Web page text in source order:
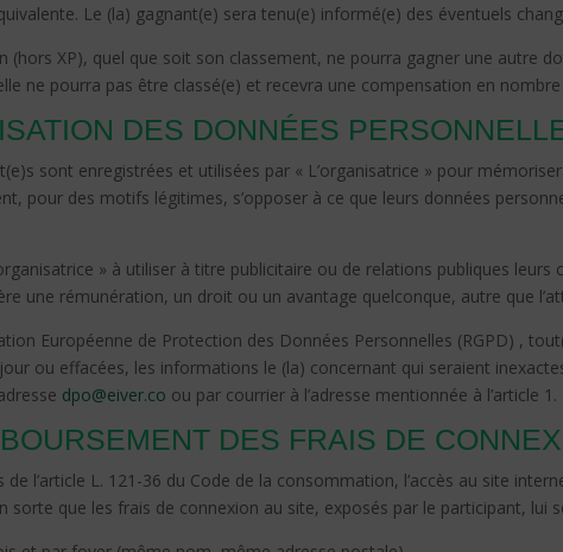
Le (la) gagnant(e) sera tenu(e) informé(e) des éventuels
(hors XP), quel que soit son classement, ne pourra gagner une autre
ne pourra pas être classé(e) et recevra une compensation en
DES DONNÉES
sont enregistrées et utilisées par « L’organisatrice » pour
pour des motifs légitimes, s’opposer à ce que leurs données
» à utiliser à titre publicitaire ou de relations publiques
une rémunération, un droit ou un avantage quelconque, autre que
Européenne de Protection des Données Personnelles (RGPD) ,
ou effacées, les informations le (la) concernant qui seraient
dpo@eiver.co ou par courrier à l’adresse mentionnée à l’article 1.
DES FRAIS DE
l’article L. 121-36 du Code de la consommation, l’accès au site
sorte que les frais de connexion au site, exposés par le participant, lui